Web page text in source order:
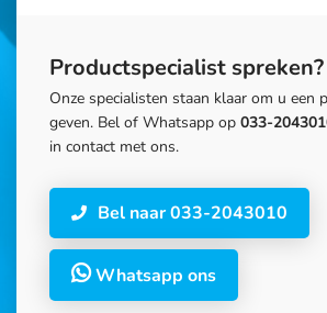
Productspecialist spreken?
Onze specialisten staan klaar om u een
geven. Bel of Whatsapp op 033-
in contact met ons.
Bel naar 033-2043010
Whatsapp ons